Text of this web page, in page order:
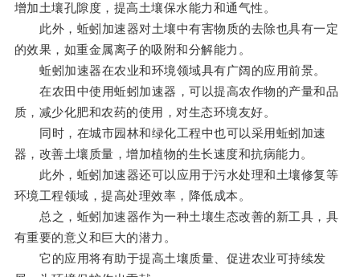
增加土壤孔隙度，提高土壤保水能力和通气性。
此外，蚯蚓加速器对土壤中有害物质的去除也具有一定
的效果，如重金属离子的吸附和分解能力。
蚯蚓加速器在农业和环境领域具有广阔的应用前景。
在农田中使用蚯蚓加速器，可以提高农作物的产量和品
质，减少化肥和农药的使用，对生态环境友好。
同时，在城市园林和绿化工程中也可以采用蚯蚓加速
器，改善土壤质量，增加植物的生长速度和抗病能力。
此外，蚯蚓加速器还可以应用于污水处理和土壤修复等
环境工程领域，提高处理效率，降低成本。
总之，蚯蚓加速器作为一种土壤生态改善的新工具，具
有重要的意义和巨大的潜力。
它的应用将有助于提高土壤质量、促进农业可持续发